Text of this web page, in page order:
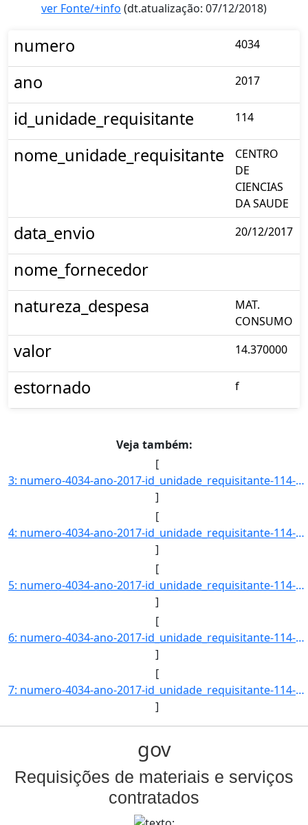
ver Fonte/+info (dt.atualização: 07/12/2018)
numero 4034
ano 2017
id_unidade_requisitante 114
nome_unidade_requisitante
CENTRO
DE
CIENCIAS
DA SAUDE
data_envio 20/12/2017
nome_fornecedor
natureza_despesa
MAT.
CONSUMO
valor 14.370000
estornado f
Veja também:
[
3: numero-4034-ano-2017-id_unidade_requisitante-114-nome_unidade_requisitante-CENTRO_DE_CIENCIAS_DA_SAU]
]
[
4: numero-4034-ano-2017-id_unidade_requisitante-114-nome_unidade_requisitante-CENTRO_DE_CIENCIAS_DA_SAU]
]
[
5: numero-4034-ano-2017-id_unidade_requisitante-114-nome_unidade_requisitante-CENTRO_DE_CIENCIAS_DA_SAU]
]
[
6: numero-4034-ano-2017-id_unidade_requisitante-114-nome_unidade_requisitante-CENTRO_DE_CIENCIAS_DA_SAU]
]
[
7: numero-4034-ano-2017-id_unidade_requisitante-114-nome_unidade_requisitante-CENTRO_DE_CIENCIAS_DA_SAU]
]
gov
Requisições de materiais e serviços
contratados